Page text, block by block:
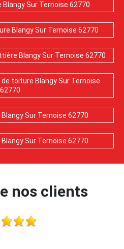
Sur Ternoise 62770
Blangy Sur Ternoise 62770
Blangy Sur Ternoise 62770
toiture Blangy Sur Ternoise
62770
Sur Ternoise 62770
Sur Ternoise 62770
nos clients